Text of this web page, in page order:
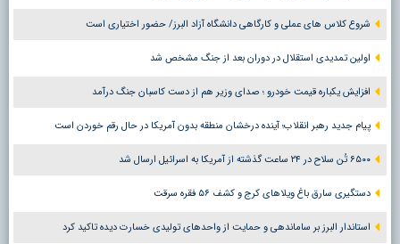
شروع کلاس های عملی و کارگاهی دانشگاه آزاد البرز/ حضور اختیاری است
اولین تمدیدی استقلال در دوران بعد از جنگ مشخص شد
افزایش یکباره قیمت خودرو ؛ صدای وزیر هم از دست کاسبان جنگ درآمد
پیام جدید رهبر انقلاب؛ آینده درخشان منطقه بدون آمریکا در حال رقم خوردن است
۶۵۰۰ تُن سلاح در ۲۴ ساعت گذشته از آمریکا به اسرائیل ارسال شد
دستگیری سارق باغ ویلاهای کرج و کشف ۵۶ فقره سرقت
استاندار البرز بر ساماندهی و حمایت از واحدهای تولیدی خسارت دیده تاکید کرد